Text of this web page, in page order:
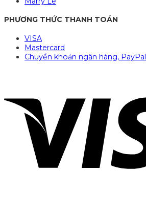
PHƯƠNG THỨC THANH TOÁN
VISA
Mastercard
Chuyển khoản ngân hàng, PayPal